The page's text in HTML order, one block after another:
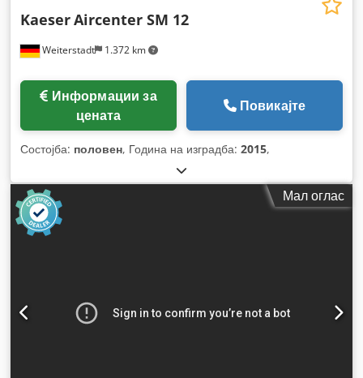
Weiterstadt 1.372 km
KaeserAircenter SM 12
цената
Повикајте
Состојба: половен, Година на изградба: 2015,
Мал оглас